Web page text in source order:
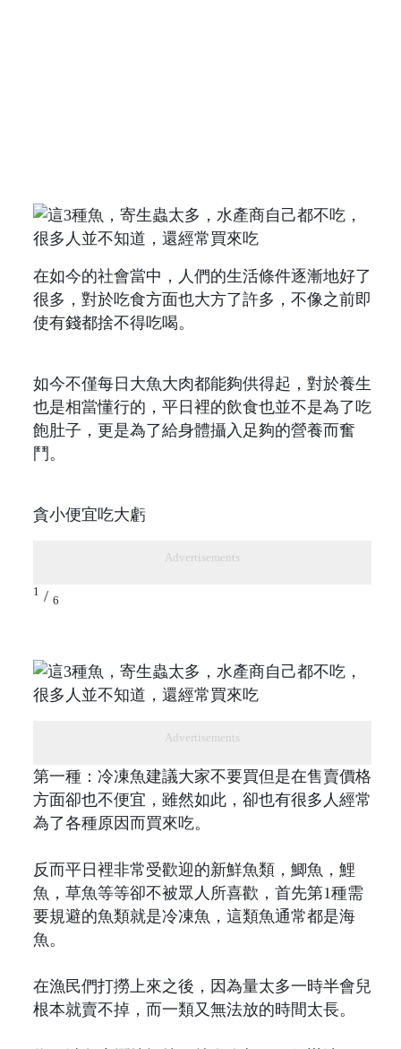
在如今的社會當中，人們的生活條件逐漸地好了
很多，對於吃食方面也大方了許多，不像之前即
使有錢都捨不得吃喝。
如今不僅每日大魚大肉都能夠供得起，對於養生
也是相當懂行的，平日裡的飲食也並不是為了吃
飽肚子，更是為了給身體攝入足夠的營養而奮
鬥。
貪小便宜吃大虧
Advertisements
1 / 6
Advertisements
第一種：冷凍魚建議大家不要買但是在售賣價格
方面卻也不便宜，雖然如此，卻也有很多人經常
為了各種原因而買來吃。
反而平日裡非常受歡迎的新鮮魚類，鯽魚，鯉
魚，草魚等等卻不被眾人所喜歡，首先第1種需
要規避的魚類就是冷凍魚，這類魚通常都是海
魚。
在漁民們打撈上來之後，因為量太多一時半會兒
根本就賣不掉，而一類又無法放的時間太長。